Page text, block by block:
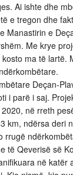
Ai ishte dhe
e tregon dhe
Manastirin e
Me krye
ma të lartë.
Deçan-
i parë i saj.
në rreth
km, ndërsa deri
rrugë
të Qeverisë së
në katër